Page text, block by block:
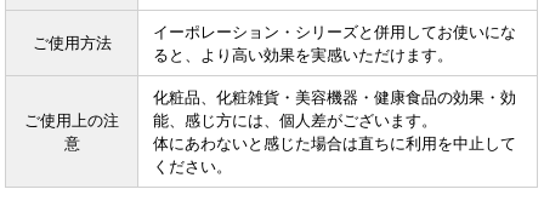
ご使用方法
イーポレーション・シリーズと併用してお使いにな
ると、より高い効果を実感いただけます。
ご使用上の注
意
化粧品、化粧雑貨・美容機器・健康食品の効果・効
能、感じ方には、個人差がございます。
体にあわないと感じた場合は直ちに利用を中止して
ください。